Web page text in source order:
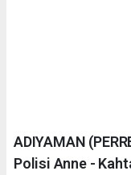
ADIYAMAN
Polisi Anne -